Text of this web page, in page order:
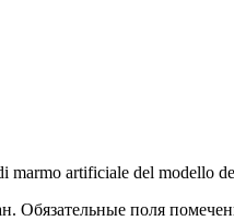
marmo artificiale del modello
Обязательные поля